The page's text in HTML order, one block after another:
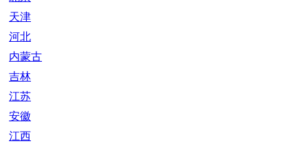
天津
河北
内蒙古
吉林
江苏
安徽
江西